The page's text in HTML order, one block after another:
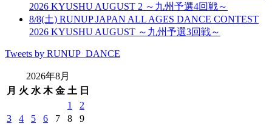
2026 KYUSHU AUGUST 2 ～九州予選4回戦～
8/8(土) RUNUP JAPAN ALL AGES DANCE CONTEST
2026 KYUSHU AUGUST ～九州予選3回戦～
Tweets by RUNUP_DANCE
2026年8月
月 火 水 木 金 土 日
1
2
3
4 5 6 7 8
9